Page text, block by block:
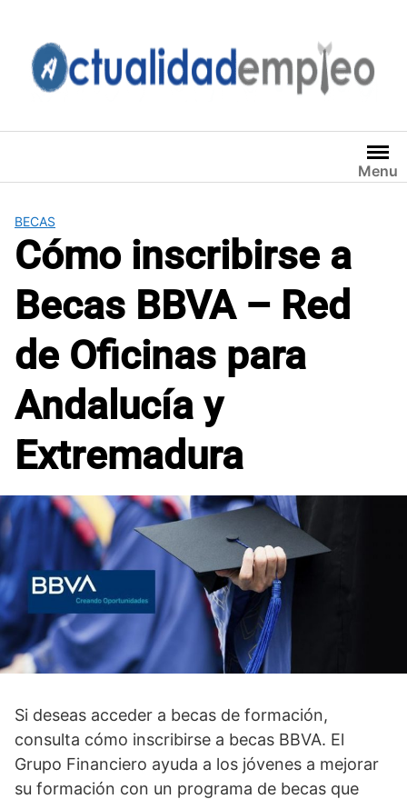
contenido
Menu
BECAS
Cómo inscribirse a
Becas BBVA – Red
de Oficinas para
Andalucía y
Extremadura
Si deseas acceder a becas de formación,
consulta cómo inscribirse a becas BBVA. El
Grupo Financiero ayuda a los jóvenes a mejorar
su formación con un programa de becas que